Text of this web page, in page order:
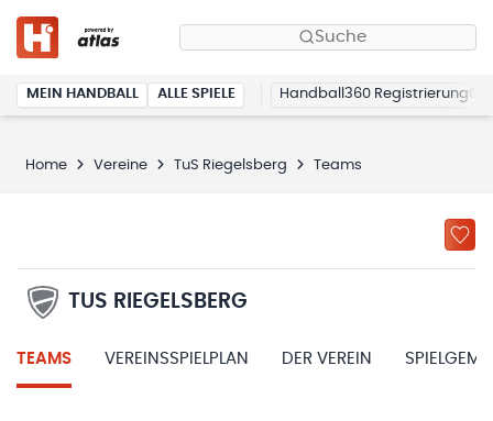
Suche
MEIN HANDBALL ALLE SPIELE Handball360 Registrierung
Home Vereine TuS Riegelsberg Teams
TUS RIEGELSBERG
TEAMS VEREINSSPIELPLAN DER VEREIN